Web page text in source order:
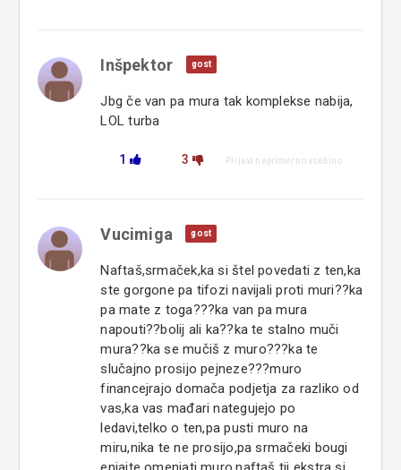
Inšpektor gost
Jbg če van pa mura tak komplekse nabija,
LOL turba
1 3 Prijavi neprimerno vsebino
Vucimiga gost
Naftaš,srmaček,ka si štel povedati z ten,ka
ste gorgone pa tifozi navijali proti muri??ka
pa mate z toga???ka van pa mura
napouti??bolij ali ka??ka te stalno muči
mura??ka se mučiš z muro???ka te
slučajno prosijo pejneze???muro
financejrajo domača podjetja za razliko od
vas,ka vas mađari nategujejo po
ledavi,telko o ten,pa pusti muro na
miru,nika te ne prosijo,pa srmačeki bougi